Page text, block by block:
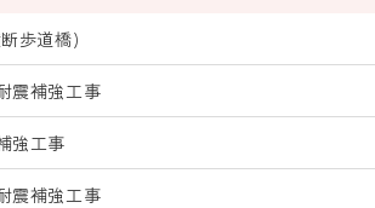
歩道橋)
震補強工事
強工事
震補強工事